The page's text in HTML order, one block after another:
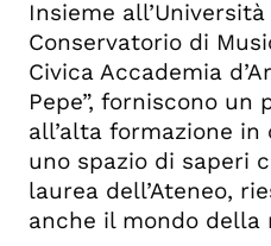
Insieme
Conservatorio di
Civica Accademia
Pepe”, forniscono
all’alta formazione
uno spazio di saperi
laurea dell’Ateneo,
anche il mondo della